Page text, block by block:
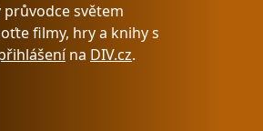
průvodce světem
filmy, hry a knihy s
na DIV.cz.